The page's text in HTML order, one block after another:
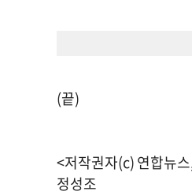
(끝)
<저작권자(c) 연합뉴
정성조